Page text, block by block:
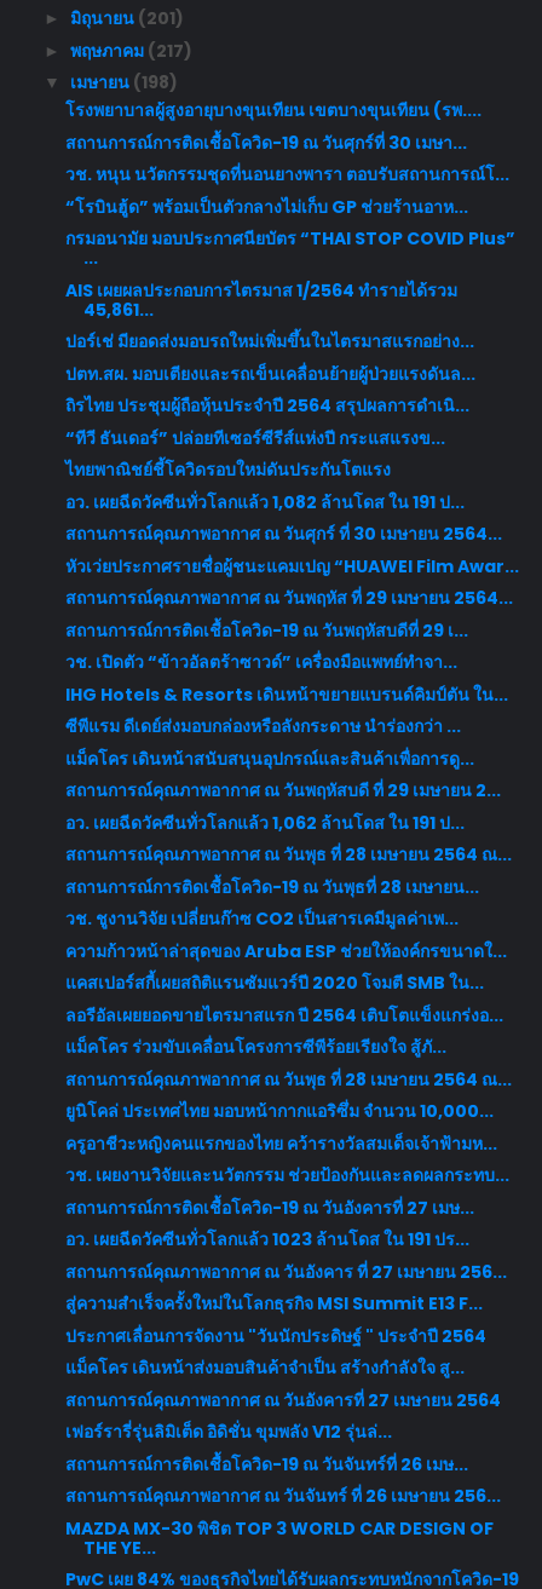
► มิถุนายน (201)
► พฤษภาคม (217)
▼ เมษายน (198)
โรงพยาบาลผู้สูงอายุบางขุนเทียน เขตบางขุนเทียน (รพ....
สถานการณ์การติดเชื้อโควิด-19 ณ วันศุกร์ที่ 30 เมษา...
วช. หนุน นวัตกรรมชุดที่นอนยางพารา ตอบรับสถานการณ์โ...
“โรบินฮู้ด” พร้อมเป็นตัวกลางไม่เก็บ GP ช่วยร้านอาห...
กรมอนามัย มอบประกาศนียบัตร “THAI STOP COVID Plus”
...
AIS เผยผลประกอบการไตรมาส 1/2564 ทำรายได้รวม
45,861...
ปอร์เช่ มียอดส่งมอบรถใหม่เพิ่มขึ้นในไตรมาสแรกอย่าง...
ปตท.สผ. มอบเตียงและรถเข็นเคลื่อนย้ายผู้ป่วยแรงดันล...
ถิรไทย ประชุมผู้ถือหุ้นประจำปี 2564 สรุปผลการดำเนิ...
“ทีวี ธันเดอร์” ปล่อยทีเซอร์ซีรีส์แห่งปี กระแสแรงข...
ไทยพาณิชย์ชี้โควิดรอบใหม่ดันประกันโตแรง
อว. เผยฉีดวัคซีนทั่วโลกแล้ว 1,082 ล้านโดส ใน 191 ป...
สถานการณ์คุณภาพอากาศ ณ วันศุกร์ ที่ 30 เมษายน 2564...
หัวเว่ยประกาศรายชื่อผู้ชนะแคมเปญ “HUAWEI Film Awar...
สถานการณ์คุณภาพอากาศ ณ วันพฤหัส ที่ 29 เมษายน 2564...
สถานการณ์การติดเชื้อโควิด-19 ณ วันพฤหัสบดีที่ 29 เ...
วช. เปิดตัว “ข้าวอัลตร้าซาวด์” เครื่องมือแพทย์ทำจา...
IHG Hotels & Resorts เดินหน้าขยายแบรนด์คิมป์ตัน ใน...
ซีพีแรม ดีเดย์ส่งมอบกล่องหรือลังกระดาษ นำร่องกว่า ...
แม็คโคร เดินหน้าสนับสนุนอุปกรณ์และสินค้าเพื่อการดู...
สถานการณ์คุณภาพอากาศ ณ วันพฤหัสบดี ที่ 29 เมษายน 2...
อว. เผยฉีดวัคซีนทั่วโลกแล้ว 1,062 ล้านโดส ใน 191 ป...
สถานการณ์คุณภาพอากาศ ณ วันพุธ ที่ 28 เมษายน 2564 ณ...
สถานการณ์การติดเชื้อโควิด-19 ณ วันพุธที่ 28 เมษายน...
วช. ชูงานวิจัย เปลี่ยนก๊าซ CO2 เป็นสารเคมีมูลค่าเพ...
ความก้าวหน้าล่าสุดของ Aruba ESP ช่วยให้องค์กรขนาดใ...
แคสเปอร์สกี้เผยสถิติแรนซัมแวร์ปี 2020 โจมตี SMB ใน...
ลอรีอัลเผยยอดขายไตรมาสแรก ปี 2564 เติบโตแข็งแกร่งอ...
แม็คโคร ร่วมขับเคลื่อนโครงการซีพีร้อยเรียงใจ สู้ภั...
สถานการณ์คุณภาพอากาศ ณ วันพุธ ที่ 28 เมษายน 2564 ณ...
ยูนิโคล่ ประเทศไทย มอบหน้ากากแอริซึ่ม จำนวน 10,000...
ครูอาชีวะหญิงคนแรกของไทย คว้ารางวัลสมเด็จเจ้าฟ้ามห...
วช. เผยงานวิจัยและนวัตกรรม ช่วยป้องกันและลดผลกระทบ...
สถานการณ์การติดเชื้อโควิด-19 ณ วันอังคารที่ 27 เมษ...
อว. เผยฉีดวัคซีนทั่วโลกแล้ว 1023 ล้านโดส ใน 191 ปร...
สถานการณ์คุณภาพอากาศ ณ วันอังคาร ที่ 27 เมษายน 256...
สู่ความสำเร็จครั้งใหม่ในโลกธุรกิจ MSI Summit E13 F...
ประกาศเลื่อนการจัดงาน "วันนักประดิษฐ์ " ประจำปี 2564
แม็คโคร เดินหน้าส่งมอบสินค้าจำเป็น สร้างกำลังใจ สู...
สถานการณ์คุณภาพอากาศ ณ วันอังคารที่ 27 เมษายน 2564
เฟอร์รารี่รุ่นลิมิเต็ด อิดิชั่น ขุมพลัง V12 รุ่นล่...
สถานการณ์การติดเชื้อโควิด-19 ณ วันจันทร์ที่ 26 เมษ...
สถานการณ์คุณภาพอากาศ ณ วันจันทร์ ที่ 26 เมษายน 256...
MAZDA MX-30 พิชิต TOP 3 WORLD CAR DESIGN OF
THE YE...
PwC เผย 84% ของธุรกิจไทยได้รับผลกระทบหนักจากโควิด-19